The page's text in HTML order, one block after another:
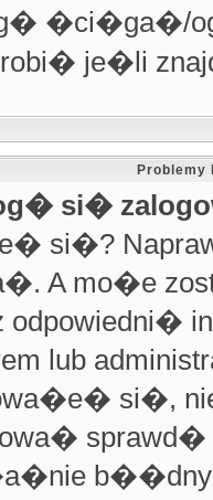
�ci�ga�/
je�li
Problemy
si�
si�?
A mo�e
lub
si�,
sprawd�
b��dny